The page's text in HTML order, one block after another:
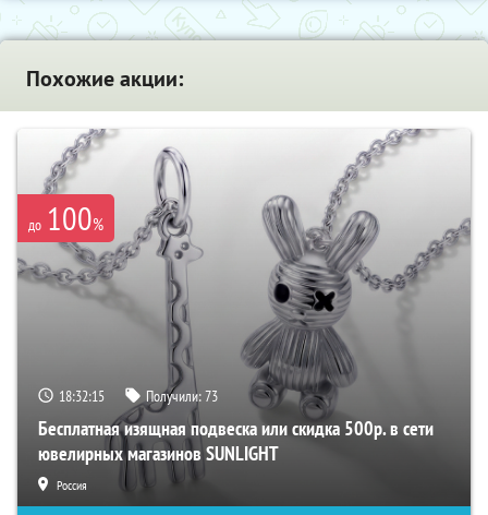
Похожие акции:
до 100%
18:32:14 Получили:73
Бесплатная изящная подвеска или скидка 500р. в сети
ювелирных магазинов SUNLIGHT
Россия